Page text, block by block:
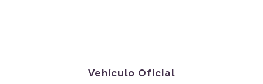
Vehículo Oficial